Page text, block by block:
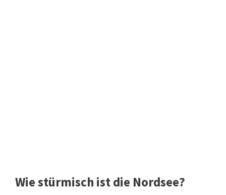
Wie stürmisch ist die Nordsee?